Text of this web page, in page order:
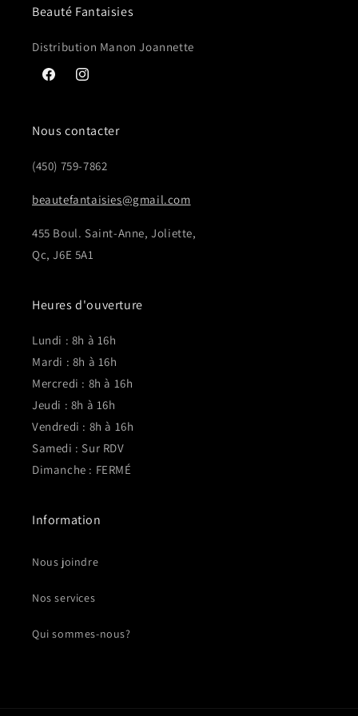
Beauté Fantaisies
Distribution Manon Joannette
FacebookInstagram
Nous contacter
(450) 759-7862
beautefantaisies@gmail.com
455 Boul. Saint-Anne, Joliette,
Qc, J6E 5A1
Heures d'ouverture
Lundi : 8h à 16h
Mardi : 8h à 16h
Mercredi : 8h à 16h
Jeudi : 8h à 16h
Vendredi : 8h à 16h
Samedi : Sur RDV
Dimanche : FERMÉ
Information
Nous joindre
Nos services
Qui sommes-nous?